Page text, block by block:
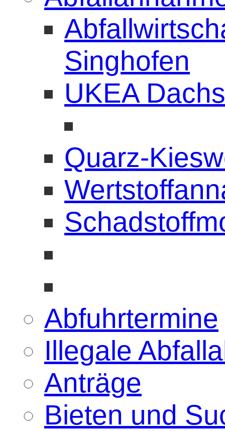
Singhofen
UKEA
Quarz-
Abfuhrtermine
Illegale
Anträge
Bieten und